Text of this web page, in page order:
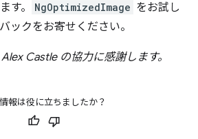
す。
NgOptimizedImage をお試し
ックをお寄せください。
Castle の協力に感謝します。
報は役に立ちましたか？